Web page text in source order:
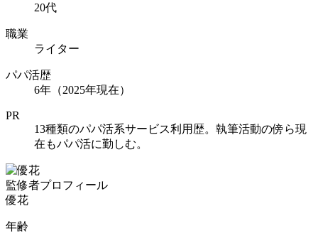
20代
職業
ライター
パパ活歴
6年（2025年現在）
PR
13種類のパパ活系サービス利用歴。執筆活動の傍ら現
在もパパ活に勤しむ。
監修者プロフィール
優花
年齢